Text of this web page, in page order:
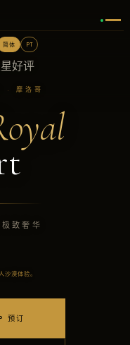
简体 PT
好评
· 摩洛哥
致奢华
漠体验。
预订